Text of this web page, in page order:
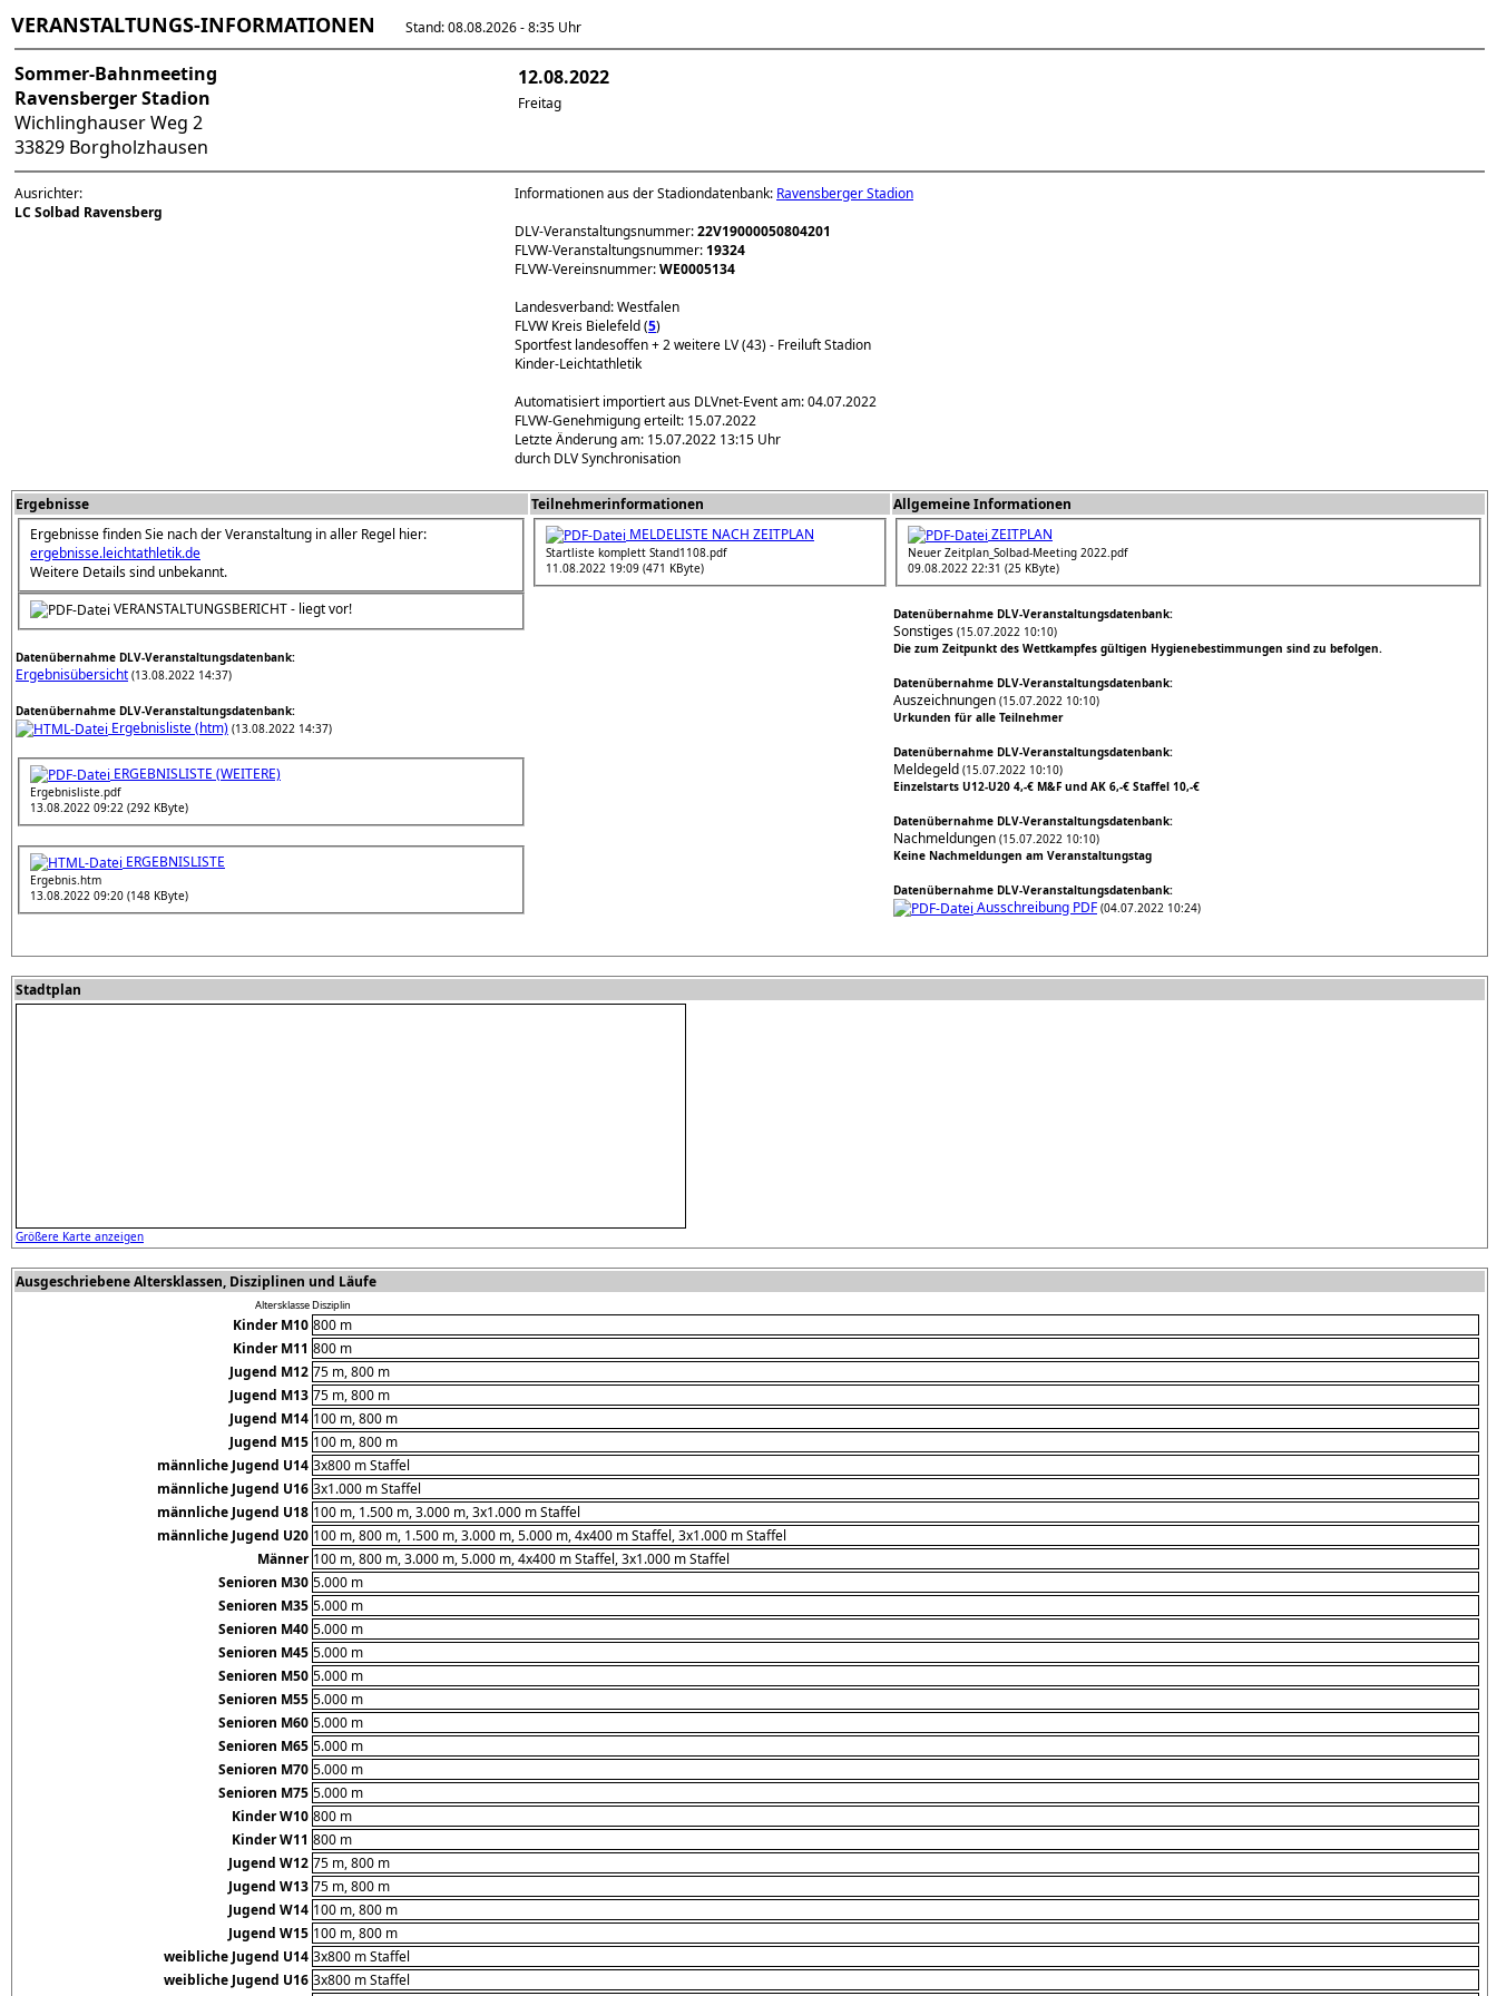
VERANSTALTUNGS-INFORMATIONEN Stand: 08.08.2026 - 8:35 Uhr
Sommer-Bahnmeeting
Ravensberger Stadion
Wichlinghauser Weg 2
33829 Borgholzhausen
12.08.2022
Freitag
Ausrichter:
LC Solbad Ravensberg
Informationen aus der Stadiondatenbank: Ravensberger Stadion
DLV-Veranstaltungsnummer:22V19000050804201
FLVW-Veranstaltungsnummer:19324
FLVW-Vereinsnummer:WE0005134
Landesverband: Westfalen
FLVW Kreis Bielefeld (5)
Sportfest landesoffen + 2 weitere LV (43) - Freiluft Stadion
Kinder-Leichtathletik
Automatisiert importiert aus DLVnet-Event am: 04.07.2022
FLVW-Genehmigung erteilt: 15.07.2022
Letzte Änderung am: 15.07.2022 13:15 Uhr
durch DLV Synchronisation
Ergebnisse Teilnehmerinformationen
Allgemeine Informationen
Ergebnisse finden Sie nach der Veranstaltung in aller Regel hier:
ergebnisse.leichtathletik.de
Weitere Details sind unbekannt.
VERANSTALTUNGSBERICHT - liegt vor!
Datenübernahme DLV-Veranstaltungsdatenbank:
Ergebnisübersicht (13.08.2022 14:37)
Datenübernahme DLV-Veranstaltungsdatenbank:
Ergebnisliste (htm) (13.08.2022 14:37)
ERGEBNISLISTE (WEITERE)
Ergebnisliste.pdf
13.08.2022 09:22 (292 KByte)
ERGEBNISLISTE
Ergebnis.htm
13.08.2022 09:20 (148 KByte)
MELDELISTE NACH ZEITPLAN
Startliste komplett Stand1108.pdf
11.08.2022 19:09 (471 KByte)
ZEITPLAN
Neuer Zeitplan_Solbad-Meeting 2022.pdf
09.08.2022 22:31 (25 KByte)
Datenübernahme DLV-Veranstaltungsdatenbank:
Sonstiges (15.07.2022 10:10)
Die zum Zeitpunkt des Wettkampfes gültigen Hygienebestimmungen sind zu befolgen.
Datenübernahme DLV-Veranstaltungsdatenbank:
Auszeichnungen (15.07.2022 10:10)
Urkunden für alle Teilnehmer
Datenübernahme DLV-Veranstaltungsdatenbank:
Meldegeld (15.07.2022 10:10)
Einzelstarts U12-U20 4,-€ M&F und AK 6,-€ Staffel 10,-€
Datenübernahme DLV-Veranstaltungsdatenbank:
Nachmeldungen (15.07.2022 10:10)
Keine Nachmeldungen am Veranstaltungstag
Datenübernahme DLV-Veranstaltungsdatenbank:
Ausschreibung PDF (04.07.2022 10:24)
Stadtplan
Größere Karte anzeigen
Ausgeschriebene Altersklassen, Disziplinen und Läufe
AltersklasseDisziplin
Kinder M10 800 m
Kinder M11 800 m
Jugend M12 75 m, 800 m
Jugend M13 75 m, 800 m
Jugend M14 100 m, 800 m
Jugend M15 100 m, 800 m
männliche Jugend U14 3x800 m Staffel
männliche Jugend U16 3x1.000 m Staffel
männliche Jugend U18 100 m, 1.500 m, 3.000 m, 3x1.000 m Staffel
männliche Jugend U20 100 m, 800 m, 1.500 m, 3.000 m, 5.000 m, 4x400 m Staffel, 3x1.000 m Staffel
Männer 100 m, 800 m, 3.000 m, 5.000 m, 4x400 m Staffel, 3x1.000 m Staffel
Senioren M30 5.000 m
Senioren M35 5.000 m
Senioren M40 5.000 m
Senioren M45 5.000 m
Senioren M50 5.000 m
Senioren M55 5.000 m
Senioren M60 5.000 m
Senioren M65 5.000 m
Senioren M70 5.000 m
Senioren M75 5.000 m
Kinder W10 800 m
Kinder W11 800 m
Jugend W12 75 m, 800 m
Jugend W13 75 m, 800 m
Jugend W14 100 m, 800 m
Jugend W15 100 m, 800 m
weibliche Jugend U14 3x800 m Staffel
weibliche Jugend U16 3x800 m Staffel